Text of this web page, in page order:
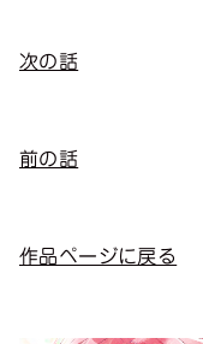
次の話
前の話
作品ページに戻る